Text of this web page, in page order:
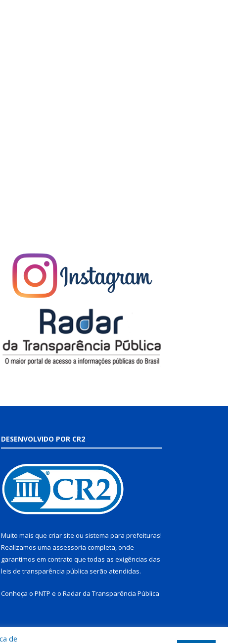
DESENVOLVIDO POR CR2
Muito mais que criar site ou sistema para prefeituras!
Realizamos uma assessoria completa, onde
garantimos em contrato que todas as exigências das
leis de transparência pública serão atendidas.
Conheça o PNTP e o Radar da Transparência Pública
de